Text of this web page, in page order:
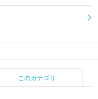
このカテゴリ